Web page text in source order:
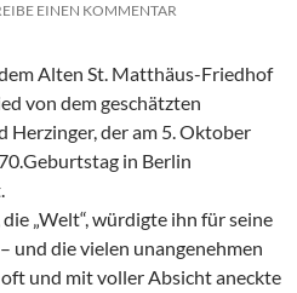
EINEN KOMMENTAR
Alten St. Matthäus-Friedhof
von dem geschätzten
Herzinger, der am 5. Oktober
in Berlin
„Welt“, würdigte ihn für seine
und die vielen unangenehmen
und mit voller Absicht aneckte